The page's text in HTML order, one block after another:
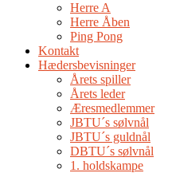
Herre A
Herre Åben
Ping Pong
Kontakt
Hædersbevisninger
Årets spiller
Årets leder
Æresmedlemmer
JBTU´s sølvnål
JBTU´s guldnål
DBTU´s sølvnål
1. holdskampe